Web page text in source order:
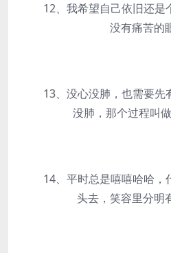
12、我希望自己依旧还是
没有痛苦的
13、没心没肺，也需要先
没肺，那个过程叫做
14、平时总是嘻嘻哈哈，
头去，笑容里分明